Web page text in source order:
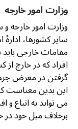
وزارت امور خارجه
وزارت امور خارجه
سایر کشورها،
مقامات خارجی
افراد که در خارج
گرفتن در معرض
این بدین معناست
می تواند به اتباع
برخلاف میل خود